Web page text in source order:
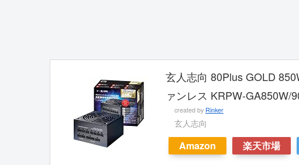
玄人志向 80Plus GOLD
ァンレス KRPW-GA850W/
created by Rinker
玄人志向
Amazon 楽天市場